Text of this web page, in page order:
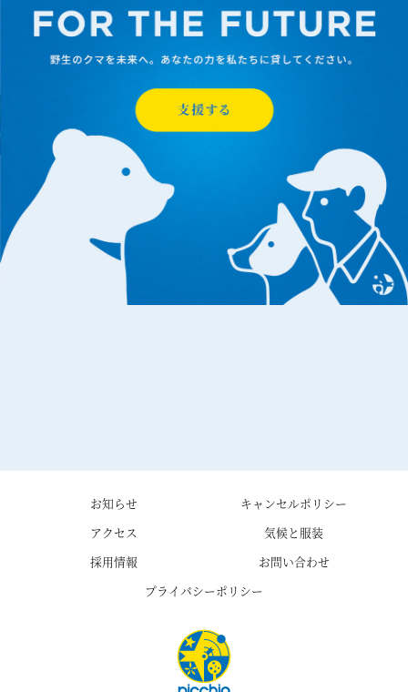
お知らせ
キャンセルポリシー
アクセス
気候と服装
採用情報
お問い合わせ
プライバシーポリシー